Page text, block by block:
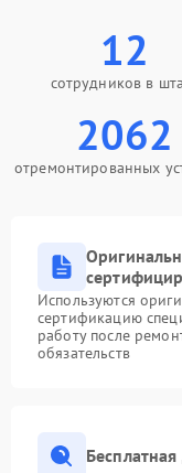
12
сотрудников в
2062
отремонтированных
Используются
сертификацию
работу после
обязательств